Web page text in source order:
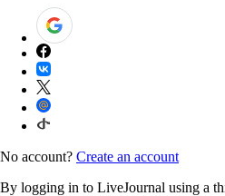
No account? Create an account
By logging in to LiveJournal using a